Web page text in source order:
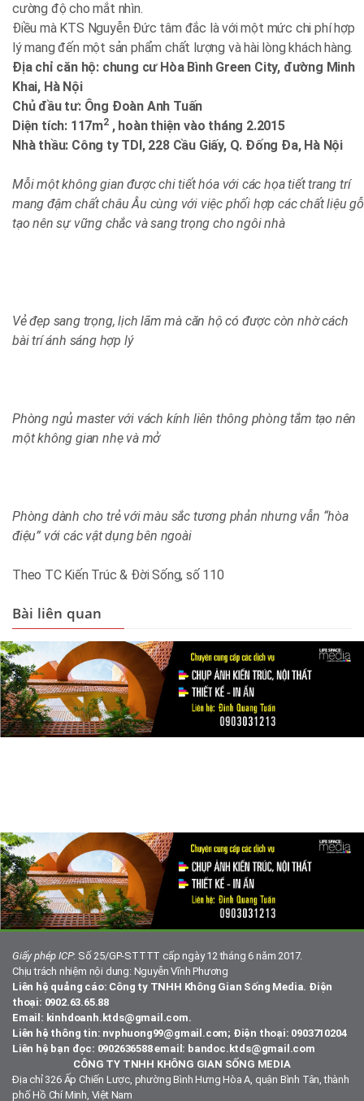
cường độ cho mắt nhìn.
Điều mà KTS Nguyễn Đức tâm đắc là với một mức chi phí hợp
lý mang đến một sản phẩm chất lượng và hài lòng khách hàng.
Địa chỉ căn hộ: chung cư Hòa Bình Green City, đường Minh
Khai, Hà Nội
Chủ đầu tư: Ông Đoàn Anh Tuấn
Diện tích: 117m2, hoàn thiện vào tháng 2.2015
Nhà thầu: Công ty TDI, 228 Cầu Giấy, Q. Đống Đa, Hà Nội
Mỗi một không gian được chi tiết hóa với các họa tiết trang trí
mang đậm chất châu Âu cùng với việc phối hợp các chất liệu gỗ
tạo nên sự vững chắc và sang trọng cho ngôi nhà
Vẻ đẹp sang trọng, lịch lãm mà căn hộ có được còn nhờ cách
bài trí ánh sáng hợp lý
Phòng ngủ master với vách kính liên thông phòng tắm tạo nên
một không gian nhẹ và mở
Phòng dành cho trẻ với màu sắc tương phản nhưng vẫn “hòa
điệu” với các vật dụng bên ngoài
Theo TC Kiến Trúc & Đời Sống, số 110
Bài liên quan
Giấy phép ICP: Số 25/GP-STTTT cấp ngày 12 tháng 6 năm 2017.
Chịu trách nhiệm nội dung: Nguyễn Vĩnh Phương
Liên hệ quảng cáo: Công ty TNHH Không Gian Sống Media. Điện
thoại: 0902.63.65.88
Email: kinhdoanh.ktds@gmail.com.
Liên hệ thông tin: nvphuong99@gmail.com; Điện thoại: 0903710204
Liên hệ bạn đọc: 0902636588 email: bandoc.ktds@gmail.com
CÔNG TY TNHH KHÔNG GIAN SỐNG MEDIA
Địa chỉ 326 Ấp Chiến Lược, phường Bình Hưng Hòa A, quận Bình Tân, thành
phố Hồ Chí Minh, Việt Nam